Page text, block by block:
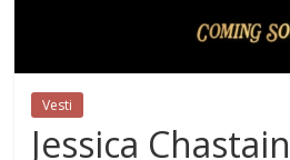
Vesti
Jessica